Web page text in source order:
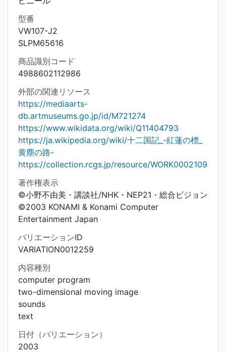
型番
VW107-J2
SLPM65616
商品識別コード
4988602112986
外部の関連リソース
https://mediaarts-
db.artmuseums.go.jp/id/M721274
https://www.wikidata.org/wiki/Q11404793
https://ja.wikipedia.org/wiki/十二国記_-紅蓮の標_
黄塵の路-
https://collection.rcgs.jp/resource/WORK0002109
著作権表示
©小野不由美・講談社/NHK・NEP21・総合ビジョン
©2003 KONAMI & Konami Computer
Entertainment Japan
バリエーションID
VARIATION0012259
内容種別
computer program
two-dimensional moving image
sounds
text
日付（バリエーション）
2003